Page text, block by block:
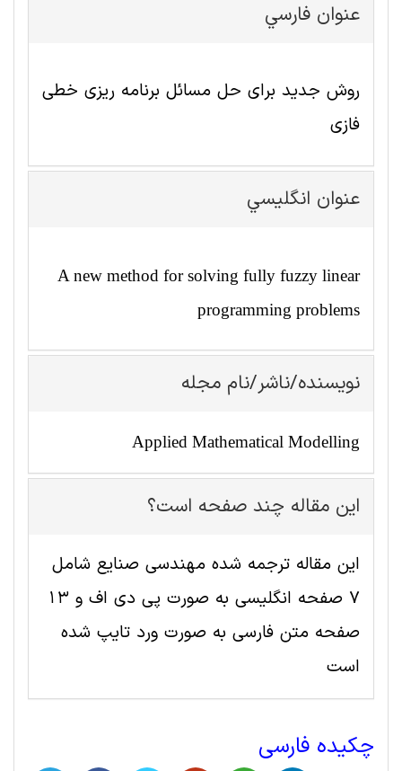
عنوان فارسي
روش جدید برای حل مسائل برنامه ریزی خطی
فازی
عنوان انگليسي
A new method for solving fully fuzzy linear
programming problems
نویسنده/ناشر/نام مجله
Applied Mathematical Modelling
این مقاله چند صفحه است؟
این مقاله ترجمه شده مهندسی صنايع شامل
7 صفحه انگلیسی به صورت پی دی اف و 13
صفحه متن فارسی به صورت ورد تایپ شده
است
چکیده فارسی